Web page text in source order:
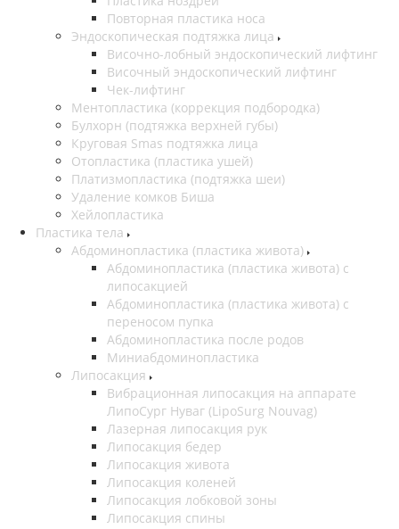
Повторная пластика носа
Эндоскопическая подтяжка лица
Височно-лобный эндоскопический лифтинг
Височный эндоскопический лифтинг
Чек-лифтинг
Ментопластика (коррекция подбородка)
Булхорн (подтяжка верхней губы)
Круговая Smas подтяжка лица
Отопластика (пластика ушей)
Платизмопластика (подтяжка шеи)
Удаление комков Биша
Хейлопластика
Пластика тела
Абдоминопластика (пластика живота)
Абдоминопластика (пластика живота) с
липосакцией
Абдоминопластика (пластика живота) с
переносом пупка
Абдоминопластика после родов
Миниабдоминопластика
Липосакция
Вибрационная липосакция на аппарате
ЛипоСург Нуваг (LipoSurg Nouvag)
Лазерная липосакция рук
Липосакция бедер
Липосакция живота
Липосакция коленей
Липосакция лобковой зоны
Липосакция спины